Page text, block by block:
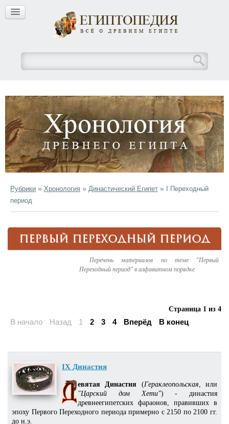
Рубрики » Хронология » Династический Египет »
I Переходный
период
ПЕРВЫЙ ПЕРЕХОДНЫЙ ПЕРИОД
Перечень материалов по теме "Первый
Переходный период" в алфавитном порядке
Страница 1 из 4
В начало Назад 1 2 3 4 Вперёд В конец
IX Династия
евятая Династия (Гераклеопольская, или
"Царский дом Хети") - династия
древнеегипетских фараонов, правивших в
эпоху Первого Переходного периода примерно с 2150 по 2100 гг.
до н.э.